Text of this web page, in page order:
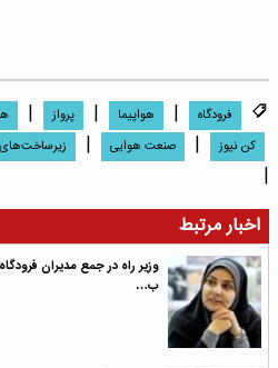
فرودگاه | هواپیما | پرواز |
کن نیوز | صنعت هوایی |
|
اخبار مرتبط
وزیر راه در جمع مدیران
ب…